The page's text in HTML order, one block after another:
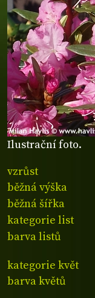
Ilustrační foto.
vzrůst
běžná výška
běžná šířka
kategorie list
barva listů
kategorie květ
barva květů